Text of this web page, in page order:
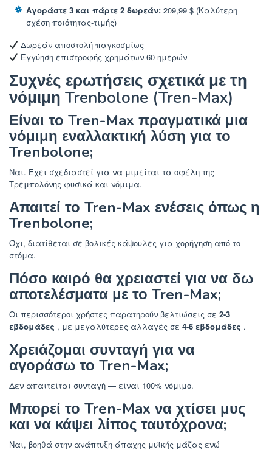
Αγοράστε 3 και πάρτε 2 δωρεάν: 209,99 $ (Καλύτερη
σχέση ποιότητας-τιμής)
Δωρεάν αποστολή παγκοσμίως
Εγγύηση επιστροφής χρημάτων 60 ημερών
Συχνές ερωτήσεις σχετικά με τη
νόμιμη Trenbolone (Tren-Max)
Είναι το Tren-Max πραγματικά μια
νόμιμη εναλλακτική λύση για το
Trenbolone;
Ναι. Έχει σχεδιαστεί για να μιμείται τα οφέλη της
Τρεμπολόνης φυσικά και νόμιμα.
Απαιτεί το Tren-Max ενέσεις όπως η
Trenbolone;
Όχι, διατίθεται σε βολικές κάψουλες για χορήγηση από το
στόμα.
Πόσο καιρό θα χρειαστεί για να δω
αποτελέσματα με το Tren-Max;
Οι περισσότεροι χρήστες παρατηρούν βελτιώσεις σε 2-3
εβδομάδες , με μεγαλύτερες αλλαγές σε 4-6 εβδομάδες .
Χρειάζομαι συνταγή για να
αγοράσω το Tren-Max;
Δεν απαιτείται συνταγή — είναι 100% νόμιμο.
Μπορεί το Tren-Max να χτίσει μυς
και να κάψει λίπος ταυτόχρονα;
Ναι, βοηθά στην ανάπτυξη άπαχης μυϊκής μάζας ενώ